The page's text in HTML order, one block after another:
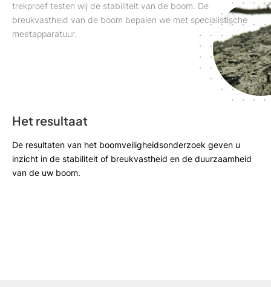
trekproef testen wij de stabiliteit van de boom. De
breukvastheid van de boom bepalen we met specialistische
meetapparatuur.
Het resultaat
De resultaten van het boomveiligheidsonderzoek geven u
inzicht in de stabiliteit of breukvastheid en de duurzaamheid
van de uw boom.